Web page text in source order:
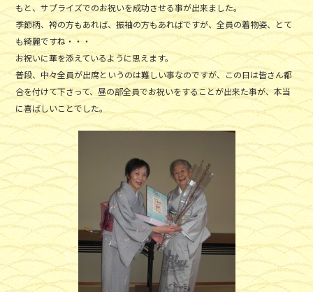
もと、サプライズでのお祝いを成功させる事が出来ました。
季節柄、袴の方もあれば、振袖の方もあればですが、全員の着物姿、とて
も綺麗ですね・・・
お祝いに華を添えているように思えます。
普段、中々全員が出席というのは難しい事なのですが、この日は皆さん都
合を付けて下さって、昼の部全員でお祝いをすることが出来た事が、本当
に喜ばしいことでした。